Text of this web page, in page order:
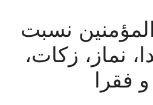
نسبت
نماز، زکات،
فقرا